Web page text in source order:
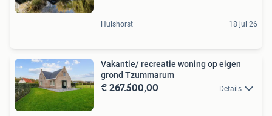
Hulshorst 18 jul 26
Vakantie/ recreatie woning op eigen
grond Tzummarum
€ 267.500,00 Details